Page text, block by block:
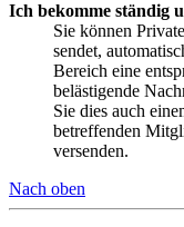
Ich bekomme ständig
Sie können
sendet,
Bereich eine
belästigende
Sie dies auch
betreffenden
versenden.
Nach oben